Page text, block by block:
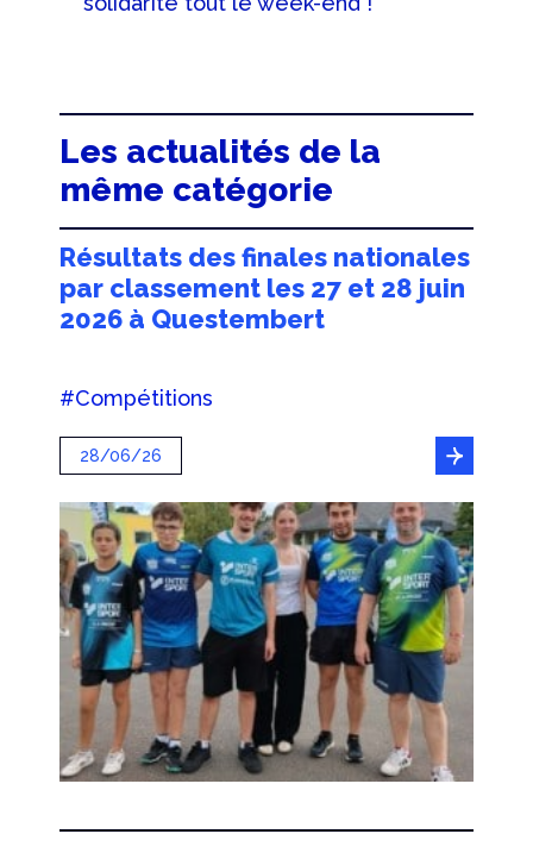
Les actualités de la
même catégorie
Résultats des finales nationales
par classement les 27 et 28 juin
2026 à Questembert
#Compétitions
28/06/26